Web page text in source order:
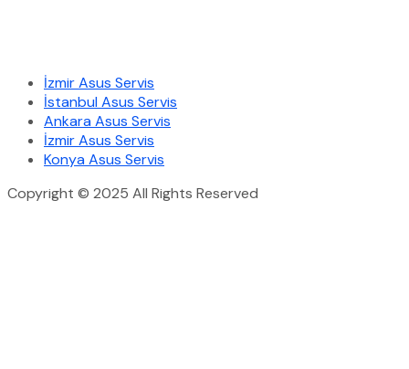
İzmir Asus Servis
İstanbul Asus Servis
Ankara Asus Servis
İzmir Asus Servis
Konya Asus Servis
Copyright © 2025 All Rights Reserved